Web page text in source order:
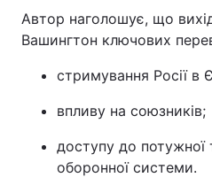
Автор наголошує, що
Вашингтон ключових
стримування Росії в
впливу на союзників;
доступу до потужної
оборонної системи.